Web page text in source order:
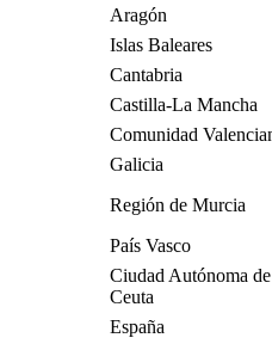
Aragón
Islas Baleares
Cantabria
Castilla-La Mancha
Comunidad
Galicia
Región de Murcia
País Vasco
Ciudad Autónoma de
Ceuta
España